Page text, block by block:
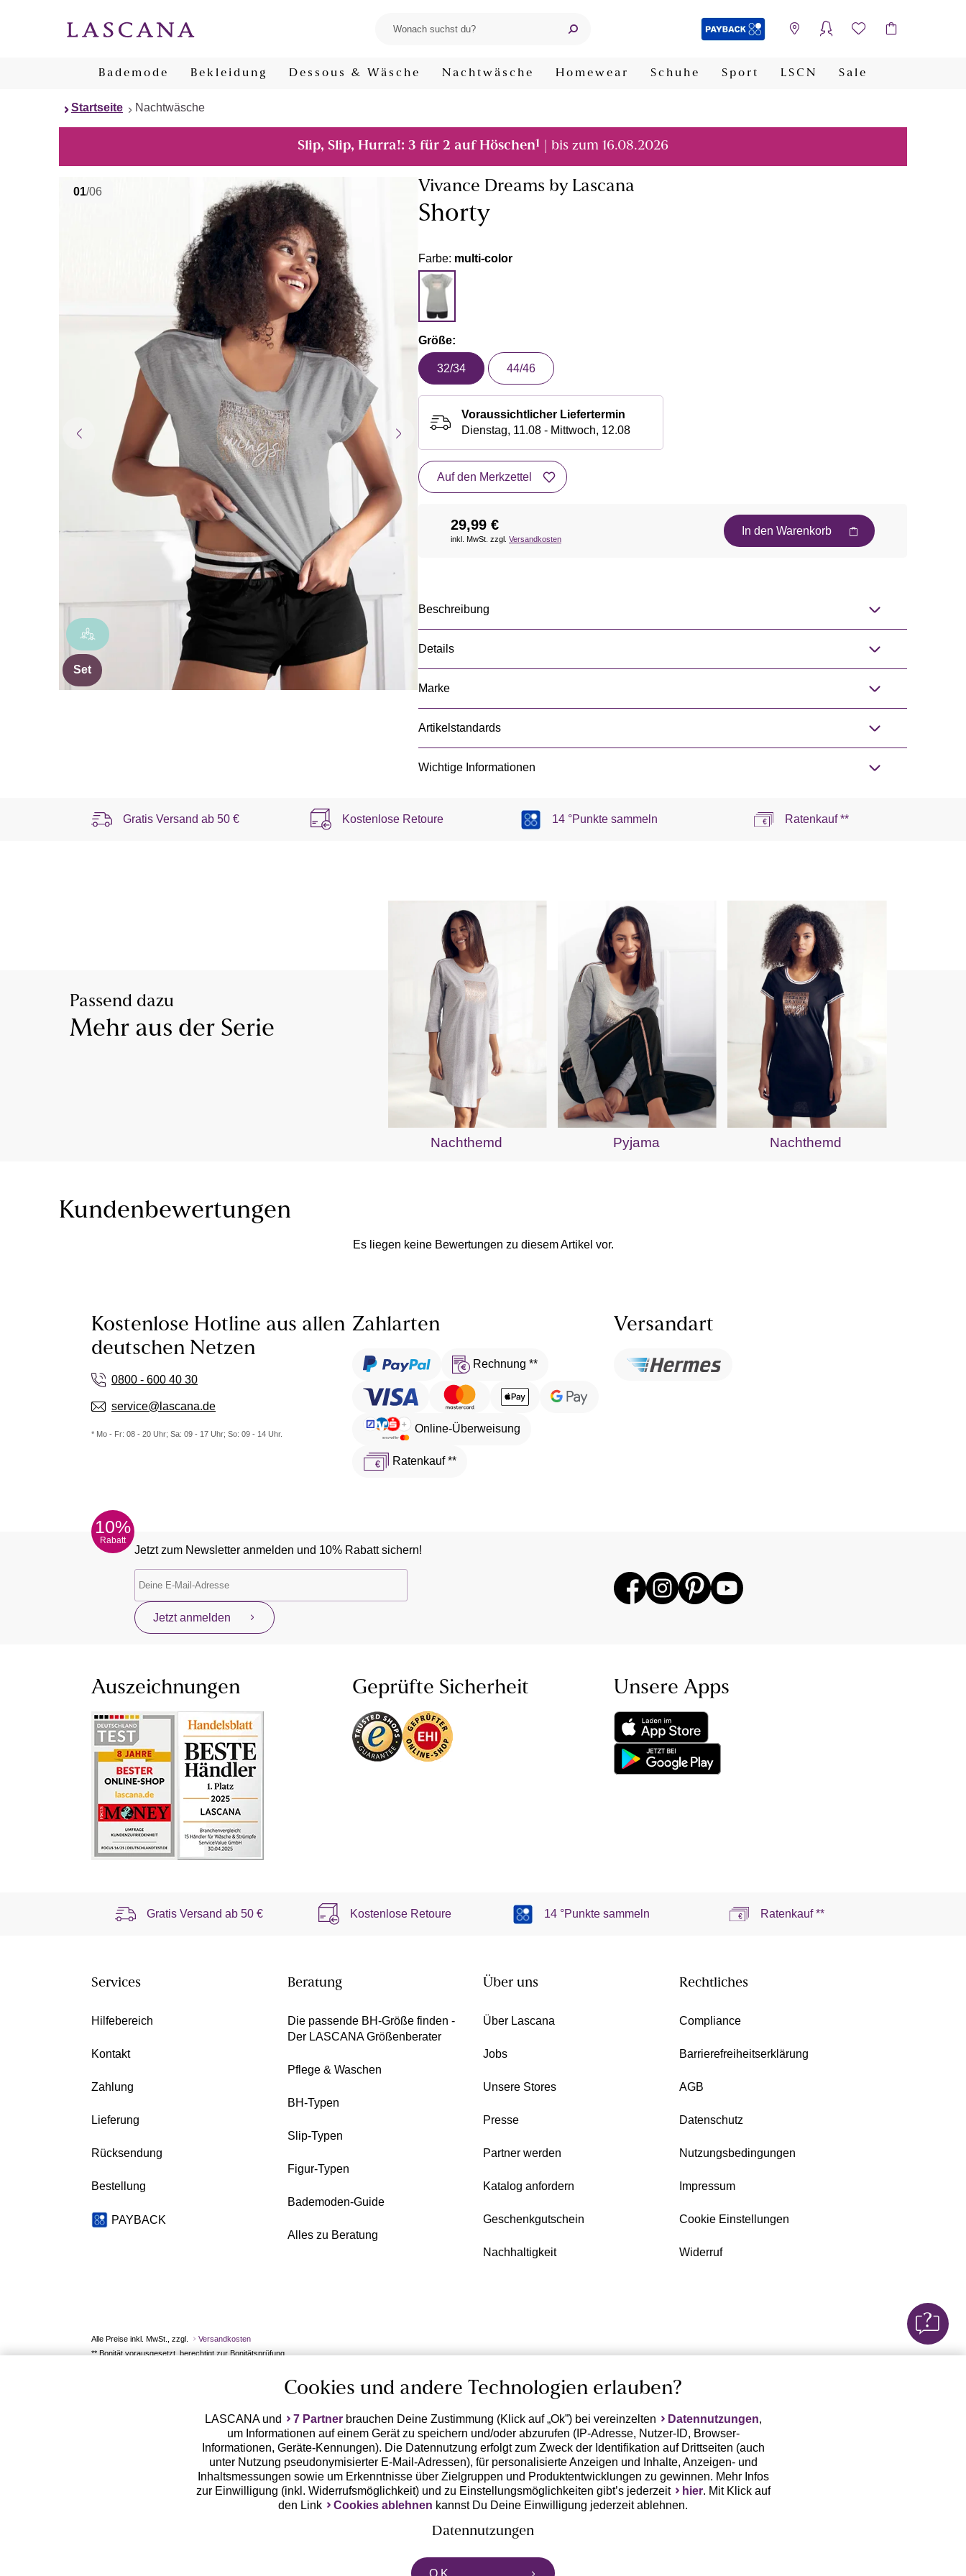
Bademode Bekleidung Dessous & Wäsche Nachtwäsche Homewear Schuhe Sport LSCN Sale
Startseite Nachtwäsche
Slip, Slip, Hurra!: 3 für 2 auf Höschen1 | bis zum 16.08.2026
01/06
Set
Vivance Dreams by Lascana
Shorty
Farbe: multi-color
Größe:
32/34 44/46
Voraussichtlicher Liefertermin
Dienstag, 11.08 - Mittwoch, 12.08
Auf den Merkzettel
29,99 €
inkl. MwSt. zzgl. Versandkosten
In den Warenkorb
Beschreibung
Details
Marke
Artikelstandards
Wichtige Informationen
Gratis Versand ab 50 € Kostenlose Retoure 14 °Punkte sammeln Ratenkauf **
Passend dazu
Mehr aus der Serie
Nachthemd Pyjama Nachthemd
Kundenbewertungen
Es liegen keine Bewertungen zu diesem Artikel vor.
Kostenlose Hotline aus allen
deutschen Netzen
0800 - 600 40 30
service@lascana.de
* Mo - Fr: 08 - 20 Uhr; Sa: 09 - 17 Uhr; So: 09 - 14 Uhr.
Zahlarten
Rechnung **
Online-Überweisung
Ratenkauf **
Versandart
10%
Rabatt
Jetzt zum Newsletter anmelden und 10% Rabatt sichern!
Jetzt anmelden
Auszeichnungen Geprüfte Sicherheit Unsere Apps
Gratis Versand ab50 € Kostenlose Retoure 14 °Punkte sammeln Ratenkauf **
Services
Hilfebereich
Kontakt
Zahlung
Lieferung
Rücksendung
Bestellung
PAYBACK
Beratung
Die passende BH-Größe finden -
Der LASCANA Größenberater
Pflege & Waschen
BH-Typen
Slip-Typen
Figur-Typen
Bademoden-Guide
Alles zu Beratung
Über uns
Über Lascana
Jobs
Unsere Stores
Presse
Partner werden
Katalog anfordern
Geschenkgutschein
Nachhaltigkeit
Rechtliches
Compliance
Barrierefreiheitserklärung
AGB
Datenschutz
Nutzungsbedingungen
Impressum
Cookie Einstellungen
Widerruf
Alle Preise inkl. MwSt., zzgl.
Versandkosten
** Bonität vorausgesetzt, berechtigt zur Bonitätsprüfung
Cookies und andere Technologien erlauben?
LASCANA und 7 Partnerbrauchen Deine Zustimmung (Klick auf „Ok”) bei vereinzelten Datennutzungen,
um Informationen auf einem Gerät zu speichern und/oder abzurufen (IP-Adresse, Nutzer-ID, Browser-
Informationen, Geräte-Kennungen). Die Datennutzung erfolgt zum Zweck der Identifikation auf Drittseiten (auch
unter Nutzung pseudonymisierter E-Mail-Adressen), für personalisierte Anzeigen und Inhalte, Anzeigen- und
Inhaltsmessungen sowie um Erkenntnisse über Zielgruppen und Produktentwicklungen zu gewinnen. Mehr Infos
zur Einwilligung (inkl. Widerrufsmöglichkeit) und zu Einstellungsmöglichkeiten gibt’s jederzeit
hier. Mit Klick auf
den Link
Cookies ablehnen kannst Du Deine Einwilligung jederzeit ablehnen.
Datennutzungen
LASCANA arbeitet mit Partnern zusammen, die von deinem Endgerät abgerufene Daten (Trackingdaten) oder die